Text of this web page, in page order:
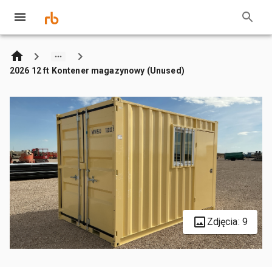
2026 12 ft Kontener magazynowy (Unused)
Zdjęcia: 9